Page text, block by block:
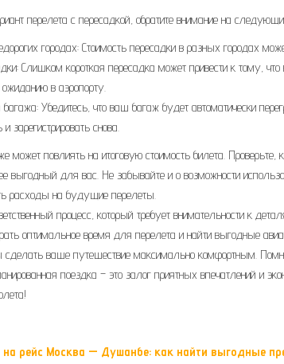
перелета с пересадкой, обратите внимание на
городах: Стоимость пересадки в разных городах
Слишком короткая пересадка может привести к тому,
в аэропорту.
Убедитесь, что ваш багаж будет автоматически
зарегистрировать снова.
может повлиять на итоговую стоимость билета.
выгодный для вас. Не забывайте и о возможности
расходы на будущие перелеты.
процесс, который требует внимательности к
оптимальное время для перелета и найти выгодные
сделать ваше путешествие максимально комфортным.
поездка – это залог приятных впечатлений и
на рейс Москва — Душанбе: как найти выгодные